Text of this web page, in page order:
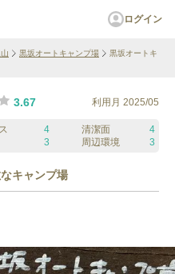
ログイン
黒坂オートキャンプ場
黒坂オートキ
3.67 利用月 2025/05
4 清潔面
4
3 周辺環境 3
キャンプ場